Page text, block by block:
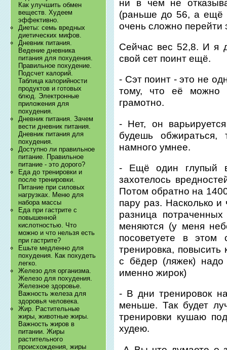
Как улучшить обмен
веществ. Худеем
эффективно.
Диеты: семь вредных
диетических мифов.
Дневник питания.
Ведение дневника
питания для похудения.
Правильное похудение.
Подсчет калорий.
Таблица калорийности
продуктов и готовых
блюд. Электронные
приложения для
похудения.
Дневник питания. Зачем
вести дневник питания.
Дневник питания для
похудения.
Доступно ли правильное
питание. Правильное
питание - это дорого?
Еда до тренировки и
после тренировки.
Питание при силовых
нагрузках. Меню для
набора массы
Еда при гастрите с
повышенной
кислотностью. Что
можно и что нельзя есть
при гастрите?
Ешьте медленно для
похудения. Как похудеть
легко.
Железо для организма.
Железо для похудения.
Железное здоровье.
Важность железа для
здоровья человека.
Жир. Растительные
жиры, животные жиры.
Важность жиров в
питании. Жиры
растительного
происхождения, жиры
ни в чем не
(раньше до 56, а ещё
очень сложно перейти
Сейчас вес 52,8. И я
свой сет поинт ещё.
- Сэт поинт - это не
тому, что её можно
грамотно.
- Нет, он
будешь
намного умнее.
- Ещё один глупый
захотелось
Потом обратно на
пару раз. Насколько
разница
меняются (у меня
посоветуете в
тренировка,
с бёдер (ляжек)
именно жирок)
- В дни тренировок
меньше. Так будет
тренировки кушаю
худею.